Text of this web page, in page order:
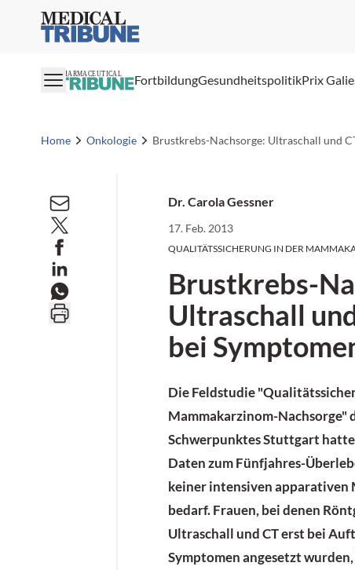
Medical Tribune
PHARMACEUTICAL FortbildungGesundheitspolitikPrix
Home Onkologie Brustkrebs-Nachsorge: Ultraschall und
Dr. Carola Gessner
17. Feb. 2013
QUALITÄTSSICHERUNG IN DER
Brustkrebs-
Ultraschall
bei
Die Feldstudie
Mammakarzinom-Nachsorge"
Schwerpunktes Stuttgart
Daten zum Fünfjahres-
keiner intensiven apparativen
bedarf. Frauen, bei denen
Ultraschall und CT erst bei
Symptomen angesetzt